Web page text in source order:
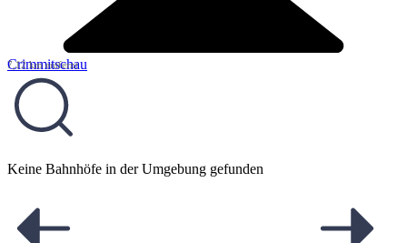
Crimmitschau
7,12 km entfernt
Keine Bahnhöfe in der Umgebung gefunden